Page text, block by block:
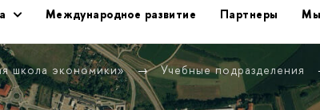
Международное развитие Партнеры
Мы
школа экономики»
Учебные подразделения